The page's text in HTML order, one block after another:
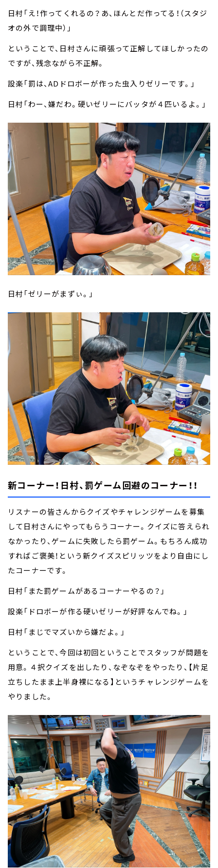
日村「え！作ってくれるの？あ、ほんとだ作ってる！（スタジ
オの外で調理中）」
ということで、日村さんに頑張って正解してほしかったの
ですが、残念ながら不正解。
設楽「罰は、ADドロボーが作った虫入りゼリーです。」
日村「わー、嫌だわ。硬いゼリーにバッタが４匹いるよ。」
日村「ゼリーがまずぃ。」
新コーナー！日村、罰ゲーム回避のコーナー！！
リスナーの皆さんからクイズやチャレンジゲームを募集
して日村さんにやってもらうコーナー。クイズに答えられ
なかったり、ゲームに失敗したら罰ゲーム。もちろん成功
すればご褒美！という新クイズスピリッツをより自由にし
たコーナーです。
日村「また罰ゲームがあるコーナーやるの？」
設楽「ドロボーが作る硬いゼリーが好評なんでね。」
日村「まじでマズいから嫌だよ。」
ということで、今回は初回ということでスタッフが問題を
用意。４択クイズを出したり、なぞなぞをやったり、【片足
立ちしたまま上半身裸になる】というチャレンジゲームを
やりました。